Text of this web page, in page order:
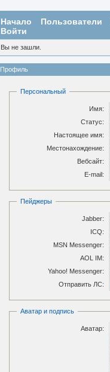
Начало Пользователи
Войти
Вы не зашли.
Профиль
Персональный
Имя:
Статус:
Настоящее имя:
Местонахождение:
Вебсайт:
E-mail:
Пейджеры
Jabber:
ICQ:
MSN Messenger:
AOL IM:
Yahoo! Messenger:
Отправить ЛС:
Аватар и подпись
Аватар: